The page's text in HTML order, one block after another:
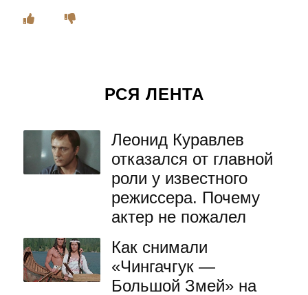
РСЯ ЛЕНТА
Леонид Куравлев
отказался от главной
роли у известного
режиссера. Почему
актер не пожалел
Как снимали
«Чингачгук —
Большой Змей» на